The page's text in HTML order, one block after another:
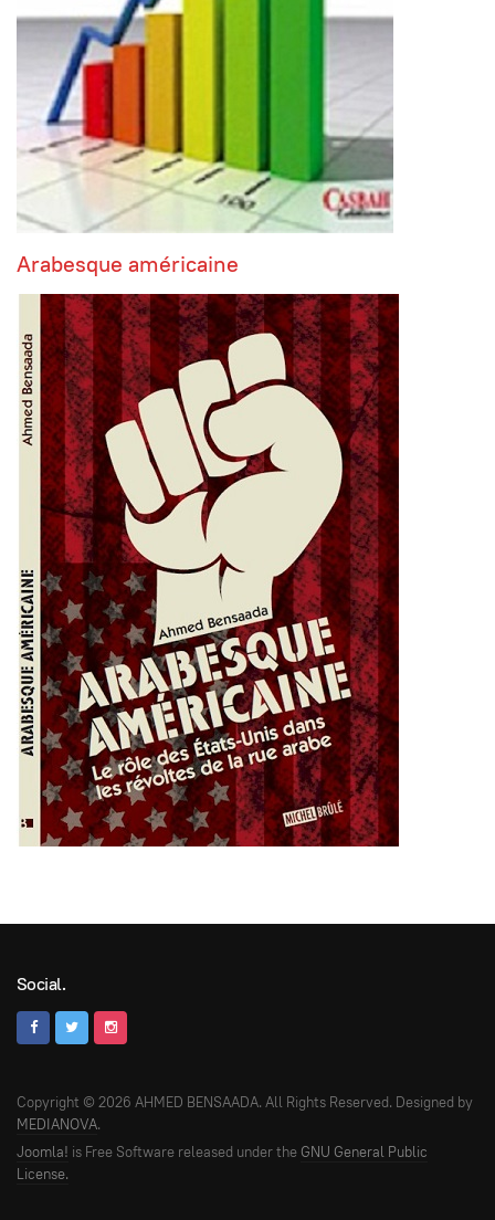
Arabesque américaine
Social.
Copyright © 2026 AHMED BENSAADA. All Rights Reserved. Designed by
MEDIANOVA.
Joomla! is Free Software released under the GNU General Public
License.